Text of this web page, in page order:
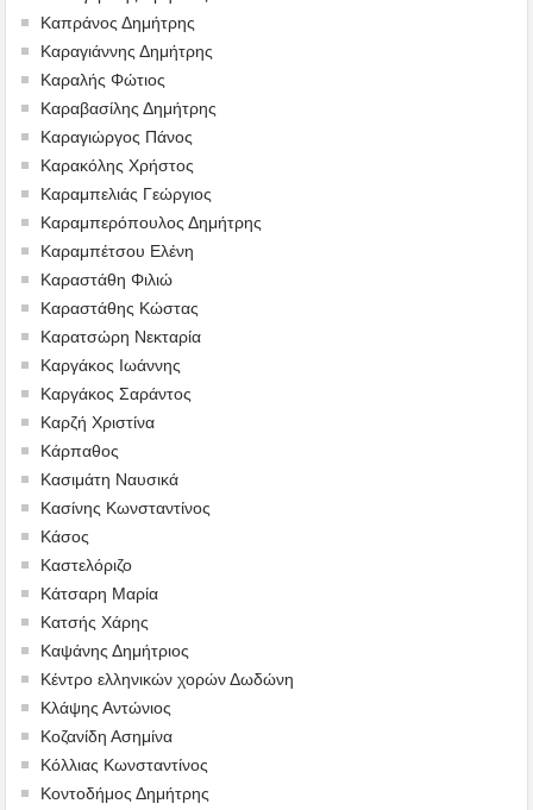
Καπράνος Δημήτρης
Καραγιάννης Δημήτρης
Καραλής Φώτιος
Καραβασίλης Δημήτρης
Καραγιώργος Πάνος
Καρακόλης Χρήστος
Καραμπελιάς Γεώργιος
Καραμπερόπουλος Δημήτρης
Καραμπέτσου Ελένη
Καραστάθη Φιλιώ
Καραστάθης Κώστας
Καρατσώρη Νεκταρία
Καργάκος Ιωάννης
Καργάκος Σαράντος
Καρζή Χριστίνα
Κάρπαθος
Κασιμάτη Ναυσικά
Κασίνης Κωνσταντίνος
Κάσος
Καστελόριζο
Κάτσαρη Μαρία
Κατσής Χάρης
Καψάνης Δημήτριος
Κέντρο ελληνικών χορών Δωδώνη
Κλάψης Αντώνιος
Κοζανίδη Ασημίνα
Κόλλιας Κωνσταντίνος
Κοντοδήμος Δημήτρης